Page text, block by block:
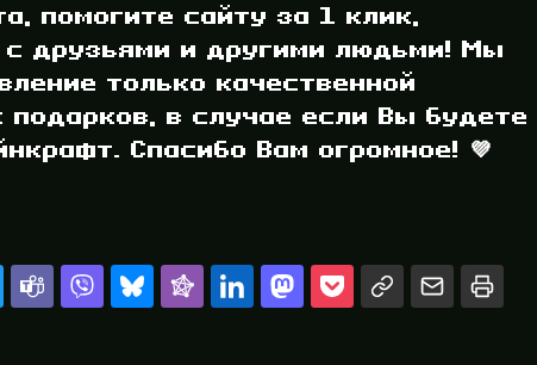
помогите сайту за 1 клик,
друзьями и другими людьми! Мы
только качественной
в случае если Вы будете
Спасибо Вам огромное! 💜